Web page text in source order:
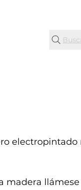
madera